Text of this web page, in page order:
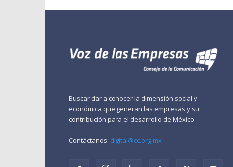
Buscar dar a conocer la dimensión social y
económica que generan las empresas y su
contribución para el desarrollo de México.
Contáctanos: digital@cc.org.mx